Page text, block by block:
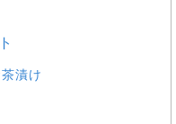
漬け